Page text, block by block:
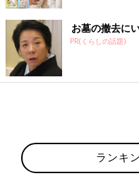
お墓の撤去に
PR(くらしの話題)
ランキ